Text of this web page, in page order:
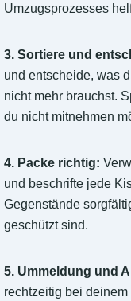
Umzugsprozesses
3. Sortiere und
und entscheide, was
nicht mehr brauchst.
du nicht mitnehmen
4. Packe richtig:
und beschrifte jede
Gegenstände
geschützt sind.
5. Ummeldung und
rechtzeitig bei